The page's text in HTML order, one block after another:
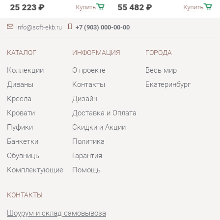
Коллекции
Кресла
Банкетки
Обувницы
Комплектующие
О проекте
Дизайн
Политика
Гарантия
Помощь
Весь мир
КОНТАКТЫ
Шоурум и склад самовывоза
Адрес: г. Екатеринбург, пер.
Базовый, 47
Часы работы:
Пн - Пт:10:00 - 18:00 (GMT+5)